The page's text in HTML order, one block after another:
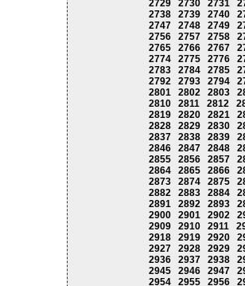
2729
2730 2731
2738
2739 2740
2747
2748 2749
2756
2757 2758
2765
2766 2767
2774
2775 2776
2783
2784 2785
2792
2793 2794
2801
2802 2803
2810
2811 2812
2819
2820 2821
2828
2829 2830
2837
2838 2839
2846
2847 2848
2855
2856 2857
2864
2865 2866
2873
2874 2875
2882
2883 2884
2891
2892 2893
2900
2901 2902
2909
2910 2911
2918
2919 2920
2927
2928 2929
2936
2937 2938
2945
2946 2947
2954
2955 2956